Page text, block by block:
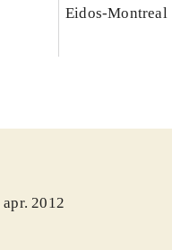
Eidos-Montreal
apr. 2012